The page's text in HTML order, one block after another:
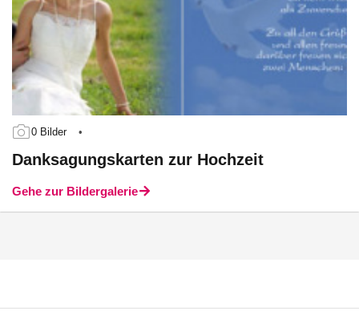
0 Bilder •
Danksagungskarten zur Hochzeit
Gehe zur Bildergalerie